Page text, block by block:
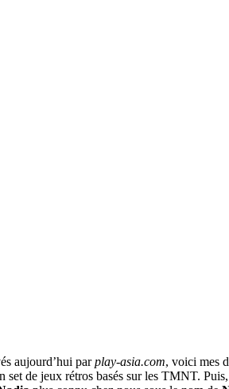
aujourd’hui parplay-asia.com, voici mes
set de jeux rétros basés sur les TMNT. Puis,